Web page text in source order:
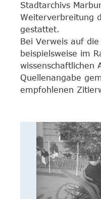
Stadtarchivs
Weiterverbreitung
gestattet.
Bei Verweis auf
beispielsweise im
wissenschaftlichen
Quellenangabe
empfohlenen